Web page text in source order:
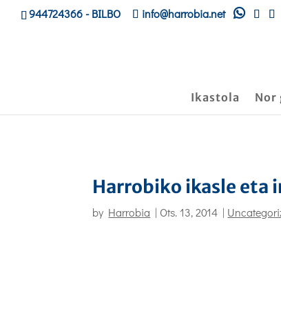
944724366- BILBO info@harrobia.net
Ikastola Nor
Harrobiko ikasle eta
by Harrobia | Ots. 13, 2014 |